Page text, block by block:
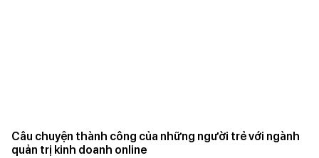
Câu chuyện thành công của những người trẻ với ngành
quản trị kinh doanh online